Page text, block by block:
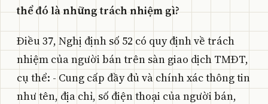
thể đó là những trách nhiệm gì?
Điều 37, Nghị định số 52 có quy định về trách
nhiệm của người bán trên sàn giao dịch TMĐT,
cụ thể: - Cung cấp đầy đủ và chính xác thông tin
như tên, địa chỉ, số điện thoại của người bán,